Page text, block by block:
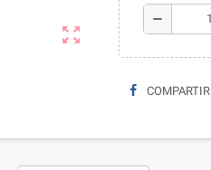
zoom_out_map
remove
COMPARTIR